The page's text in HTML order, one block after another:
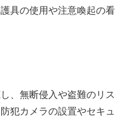
具の使用や注意喚起の看
、無断侵入や盗難のリス
犯カメラの設置やセキュ